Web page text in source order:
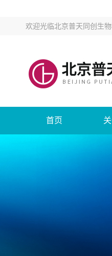
欢迎光临北京普天同创生
首页